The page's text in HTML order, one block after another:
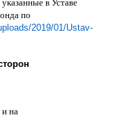
указанные в Уставе
по
2019/01/Ustav-
на